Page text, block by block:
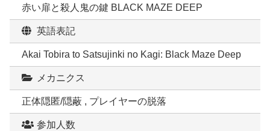
赤い扉と殺人鬼の鍵 BLACK MAZE DEEP
英語表記
Akai Tobira to Satsujinki no Kagi: Black Maze Deep
メカニクス
正体隠匿/隠蔽 , プレイヤーの脱落
参加人数